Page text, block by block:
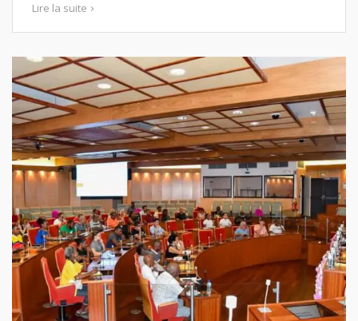
Lire la suite